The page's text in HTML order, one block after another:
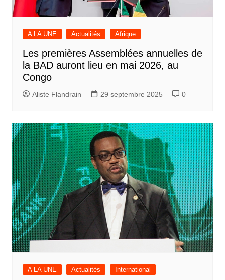
A LA UNE Actualités Afrique
Les premières Assemblées annuelles de
la BAD auront lieu en mai 2026, au
Congo
Aliste Flandrain 29 septembre 2025 0
A LA UNE Actualités International